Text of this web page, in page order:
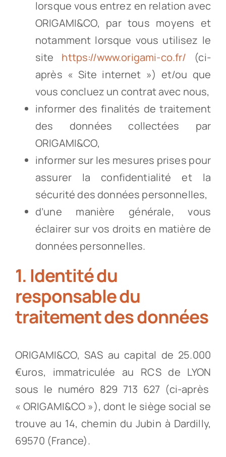
lorsque vous entrez en relation avec
ORIGAMI&CO, par tous moyens et
notamment lorsque vous utilisez le
site https://www.origami-co.fr/ (ci-
après « Site internet ») et/ou que
vous concluez un contrat avec nous,
informer des finalités de traitement
des données collectées par
ORIGAMI&CO,
informer sur les mesures prises pour
assurer la confidentialité et la
sécurité des données personnelles,
d’une manière générale, vous
éclairer sur vos droits en matière de
données personnelles.
1. Identité du
responsable du
traitement des données
ORIGAMI&CO, SAS au capital de 25.000
€uros, immatriculée au RCS de LYON
sous le numéro 829 713 627 (ci-après
« ORIGAMI&CO »), dont le siège social se
trouve au 14, chemin du Jubin à Dardilly,
69570 (France).